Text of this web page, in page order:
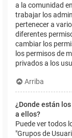
a la comunidad
trabajar los
pertenecer a
diferentes
cambiar los
los permisos de
privados a los
Arriba
¿Donde están
a ellos?
Puede ver todos
"Grupos de